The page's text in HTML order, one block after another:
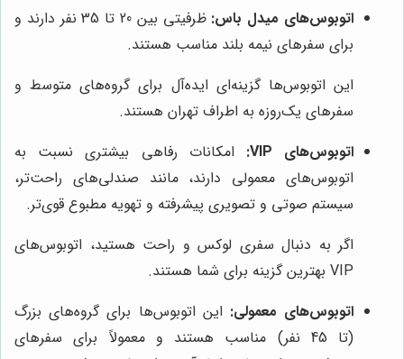
اتوبوس‌های میدل باس:
ظرفیتی بین 20 تا 35 نفر دارند و
برای سفرهای نیمه بلند مناسب هستند.
این اتوبوس‌ها گزینه‌ای ایده‌آل برای گروه‌های متوسط و
سفرهای یک‌روزه به اطراف تهران هستند.
اتوبوس‌های VIP:
امکانات رفاهی بیشتری نسبت به
اتوبوس‌های معمولی دارند، مانند صندلی‌های راحت‌تر،
سیستم صوتی و تصویری پیشرفته و تهویه مطبوع قوی‌تر.
اگر به دنبال سفری لوکس و راحت هستید، اتوبوس‌های
VIP بهترین گزینه برای شما هستند.
اتوبوس‌های معمولی: این اتوبوس‌ها برای گروه‌های بزرگ
(تا 45 نفر) مناسب هستند و معمولاً برای سفرهای